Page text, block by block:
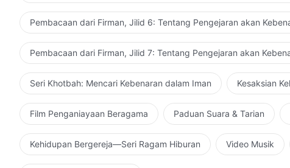
Pembacaan dari Firman, Jilid 6: Tentang Pengejaran akan
Pembacaan dari Firman, Jilid 7: Tentang Pengejaran akan
Seri Khotbah: Mencari Kebenaran dalam Iman Kesaksian
Film Penganiayaan Beragama Paduan Suara & Tarian
Kehidupan Bergereja—Seri Ragam Hiburan Video Musik